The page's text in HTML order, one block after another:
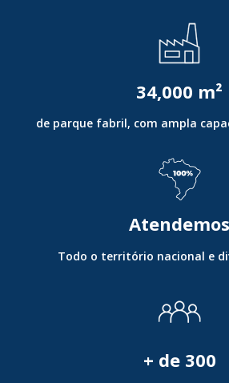
34,000 m²
de parque fabril, com ampla
Atendemos
Todo o território nacional e
+ de 300